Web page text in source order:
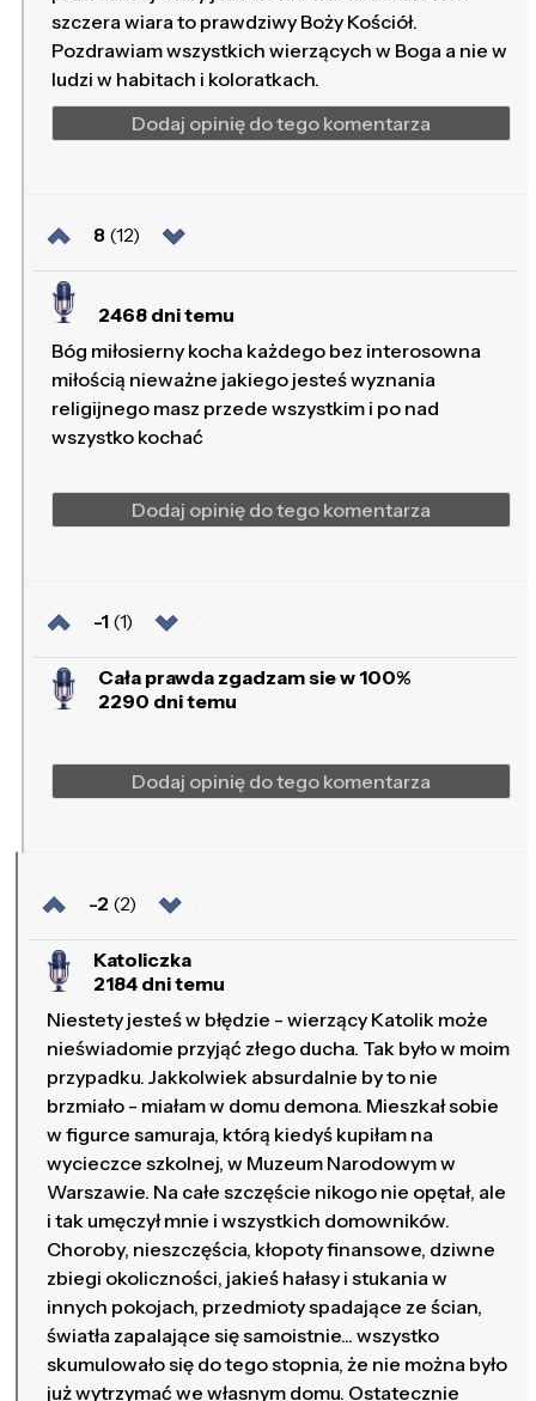
szczera wiara to prawdziwy Boży Kościół.
Pozdrawiam wszystkich wierzących w Boga a nie w
ludzi w habitach i koloratkach.
Dodaj opinię do tego komentarza
8 (12)
2468 dni temu
Bóg miłosierny kocha każdego bez interosowna
miłością nieważne jakiego jesteś wyznania
religijnego masz przede wszystkim i po nad
wszystko kochać
Dodaj opinię do tego komentarza
-1 (1)
Cała prawda zgadzam sie w 100%
2290 dni temu
Dodaj opinię do tego komentarza
-2 (2)
Katoliczka
2184 dni temu
Niestety jesteś w błędzie - wierzący Katolik może
nieświadomie przyjąć złego ducha. Tak było w moim
przypadku. Jakkolwiek absurdalnie by to nie
brzmiało - miałam w domu demona. Mieszkał sobie
w figurce samuraja, którą kiedyś kupiłam na
wycieczce szkolnej, w Muzeum Narodowym w
Warszawie. Na całe szczęście nikogo nie opętał, ale
i tak umęczył mnie i wszystkich domowników.
Choroby, nieszczęścia, kłopoty finansowe, dziwne
zbiegi okoliczności, jakieś hałasy i stukania w
innych pokojach, przedmioty spadające ze ścian,
światła zapalające się samoistnie... wszystko
skumulowało się do tego stopnia, że nie można było
już wytrzymać we własnym domu. Ostatecznie